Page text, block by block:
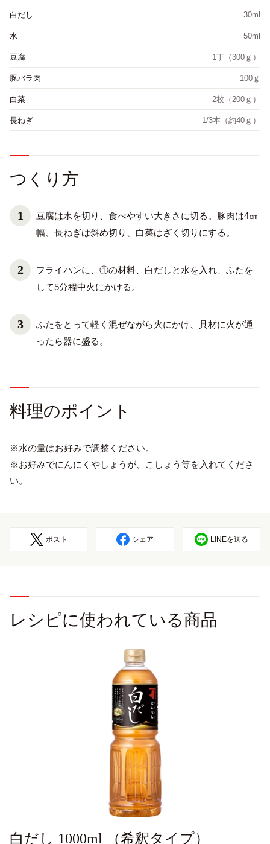
白だし 30ml
水 50ml
豆腐 1丁（300ｇ）
豚バラ肉 100ｇ
白菜 2枚（200ｇ）
長ねぎ 1/3本（約40ｇ）
つくり方
豆腐は水を切り、食べやすい大きさに切る。豚肉は4㎝
幅、長ねぎは斜め切り、白菜はざく切りにする。
フライパンに、①の材料、白だしと水を入れ、ふたを
して5分程中火にかける。
ふたをとって軽く混ぜながら火にかけ、具材に火が通
ったら器に盛る。
料理のポイント
※水の量はお好みで調整ください。
※お好みでにんにくやしょうが、こしょう等を入れてくださ
い。
ポスト シェア LINEを送る
レシピに使われている商品
白だし 1000ml （希釈タイプ）